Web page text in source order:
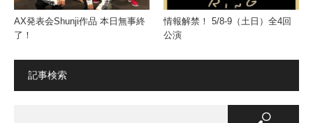
AX発表会Shunji作品 本日無事終
了！
情報解禁！ 5/8-9（土日）全4回
公演
記事検索